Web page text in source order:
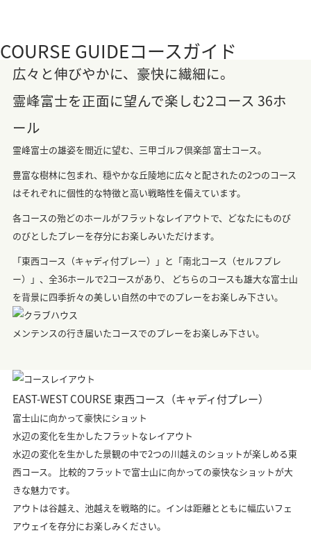
COURSE GUIDEコースガイド
広々と伸びやかに、豪快に繊細に。
霊峰富士を正面に望んで楽しむ2コース 36ホ
ール
霊峰富士の雄姿を間近に望む、三甲ゴルフ倶楽部 富士コース。
豊富な樹林に包まれ、穏やかな丘陵地に広々と配されたの2つのコース
はそれぞれに個性的な特徴と高い戦略性を備えています。
各コースの殆どのホールがフラットなレイアウトで、どなたにものび
のびとしたプレーを存分にお楽しみいただけます。
「東西コース（キャディ付プレー）」と「南北コース（セルフプレ
ー）」、全36ホールで2コースがあり、 どちらのコースも雄大な富士山
を背景に四季折々の美しい自然の中でのプレーをお楽しみ下さい。
メンテンスの行き届いたコースでのプレーをお楽しみ下さい。
EAST-WEST COURSE 東西コース（キャディ付プレー）
富士山に向かって豪快にショット
水辺の変化を生かしたフラットなレイアウト
水辺の変化を生かした景観の中で2つの川越えのショットが楽しめる東
西コース。 比較的フラットで富士山に向かっての豪快なショットが大
きな魅力です。
アウトは谷越え、池越えを戦略的に。インは距離とともに幅広いフェ
アウェイを存分にお楽しみください。